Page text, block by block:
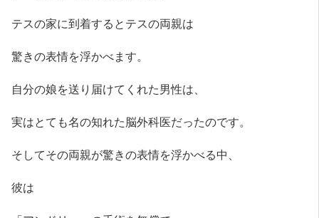
テスの家に到着するとテスの両親は
驚きの表情を浮かべます。
自分の娘を送り届けてくれた男性は、
実はとても名の知れた脳外科医だったのです。
そしてその両親が驚きの表情を浮かべる中、
彼は